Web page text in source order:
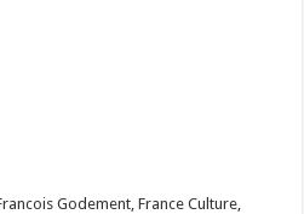
Godement, France Culture,